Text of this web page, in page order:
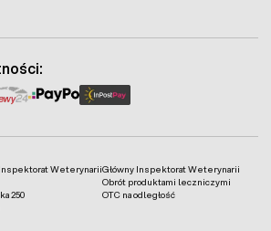
Weterynarii
250
Główny Inspektorat Weterynarii
Obrót produktami leczniczymi
OTC na odległość